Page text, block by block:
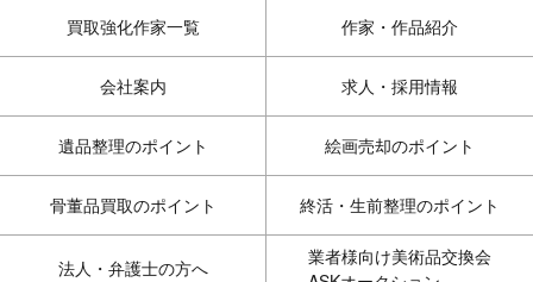
買取強化作家一覧 作家・作品紹介
会社案内 求人・採用情報
遺品整理のポイント 絵画売却のポイント
骨董品買取のポイント 終活・生前整理のポイント
法人・弁護士の方へ
業者様向け美術品交換会